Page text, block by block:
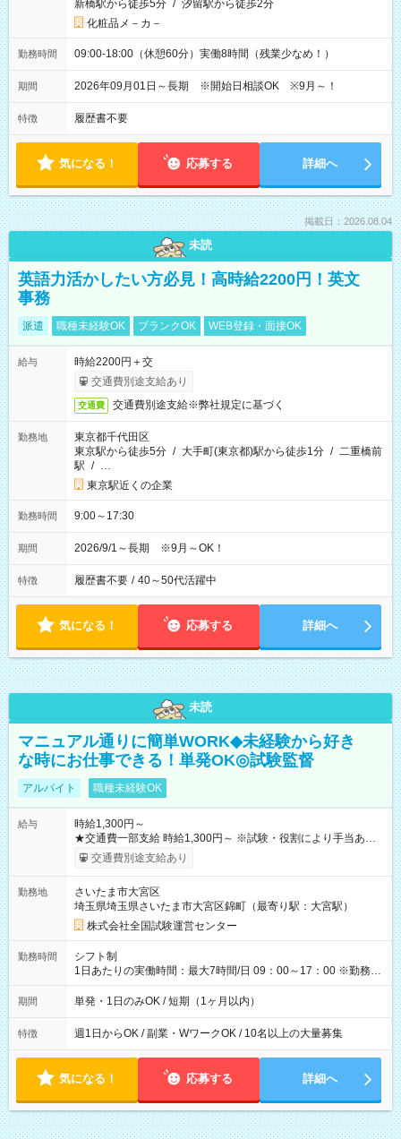
新橋駅から徒歩5分 / 汐留駅から徒歩2分
化粧品メ－カ－
勤務時間 09:00-18:00（休憩60分）実働8時間（残業少なめ！）
期間 2026年09月01日～長期 ※開始日相談OK ※9月～！
特徴 履歴書不要
気になる！ 応募する 詳細へ
掲載日：2026.08.04
未読
英語力活かしたい方必見！高時給2200円！英文
事務
派遣 職種未経験OK ブランクOK WEB登録・面接OK
給与
時給2200円＋交
交通費別途支給あり
交通費 交通費別途支給※弊社規定に基づく
勤務地
東京都千代田区
東京駅から徒歩5分 / 大手町(東京都)駅から徒歩1分 / 二重橋前
駅 / …
東京駅近くの企業
勤務時間 9:00～17:30
期間 2026/9/1～長期 ※9月～OK！
特徴 履歴書不要 / 40～50代活躍中
気になる！ 応募する 詳細へ
未読
マニュアル通りに簡単WORK◆未経験から好き
な時にお仕事できる！単発OK◎試験監督
アルバイト 職種未経験OK
給与
時給1,300円～
★交通費一部支給 時給1,300円～ ※試験・役割により手当あり
※勤務回数により昇給あり 【即給（前払い）オプションあ
り！】 希望される場合、勤務から1週間ほどで給与の一部を受け
例】 ・河合塾模擬試験 8:30～17:30（休憩1時間） 時給1,300円
×8時間＝日収10,400円＋交通費 ※当日の役割により時給＋100
円の場合あり ・国家試験 7:00～13:30（休憩なし） 時給1,300
円（役割手当＋100円）×6時間＝日収8,400円＋交通費 【試用期
間】試用期間なし
交通費別途支給あり
勤務地
さいたま市大宮区
埼玉県埼玉県さいたま市大宮区錦町（最寄り駅：大宮駅）
株式会社全国試験運営センター
勤務時間
シフト制
1日あたりの実働時間：最大7時間/日 09：00～17：00 ※勤務時
間は 試験により異なります。
期間 単発・1日のみOK / 短期（1ヶ月以内）
特徴 週1日からOK / 副業・WワークOK / 10名以上の大量募集
気になる！ 応募する 詳細へ